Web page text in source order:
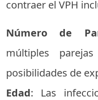
contraer el VPH
Número de
múltiples
posibilidades de
Edad: Las